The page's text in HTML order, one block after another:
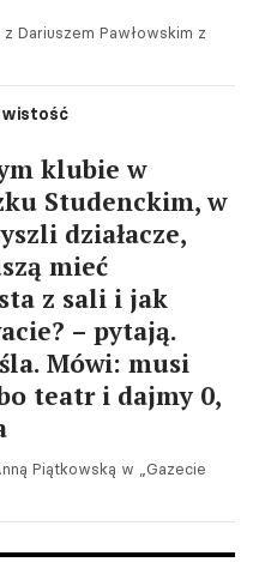
Dariuszem Pawłowskim z
klubie w
Studenckim, w
działacze,
mieć
z sali i jak
– pytają.
Mówi: musi
teatr i dajmy 0,
Piątkowską w „Gazecie